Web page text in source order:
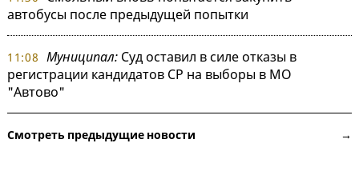
автобусы после предыдущей попытки
11:08 Муниципал:Суд оставил в силе отказы в
регистрации кандидатов СР на выборы в МО
"Автово"
Смотреть предыдущие новости →